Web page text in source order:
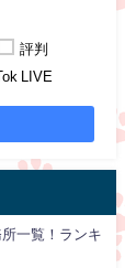
評判
LIVE
一覧！ランキ